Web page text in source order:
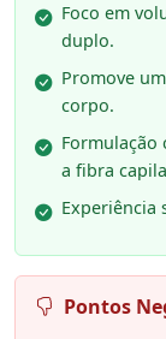
Foco em
duplo.
Promove
corpo.
a fibra
Experiência
Pontos